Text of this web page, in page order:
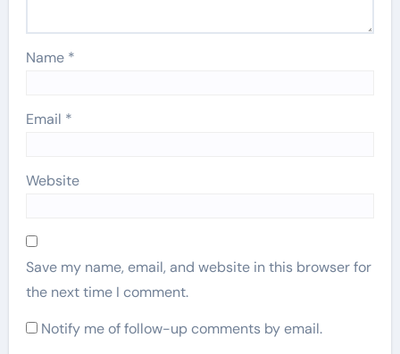
Name *
Email *
Website
Save my name, email, and website in this browser for
the next time I comment.
Notify me of follow-up comments by email.